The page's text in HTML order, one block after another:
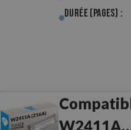
Durée (pages) :
W2411A